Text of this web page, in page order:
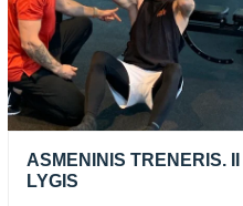
ASMENINIS TRENERIS. II
LYGIS